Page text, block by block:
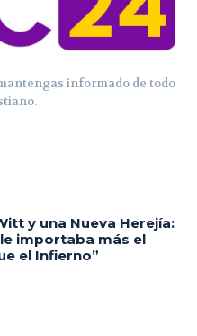
informado de todo
y una Nueva Herejía:
le importaba más el
el Infierno”